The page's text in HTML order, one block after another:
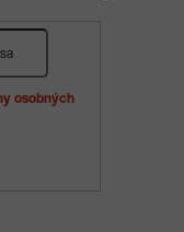
osobných